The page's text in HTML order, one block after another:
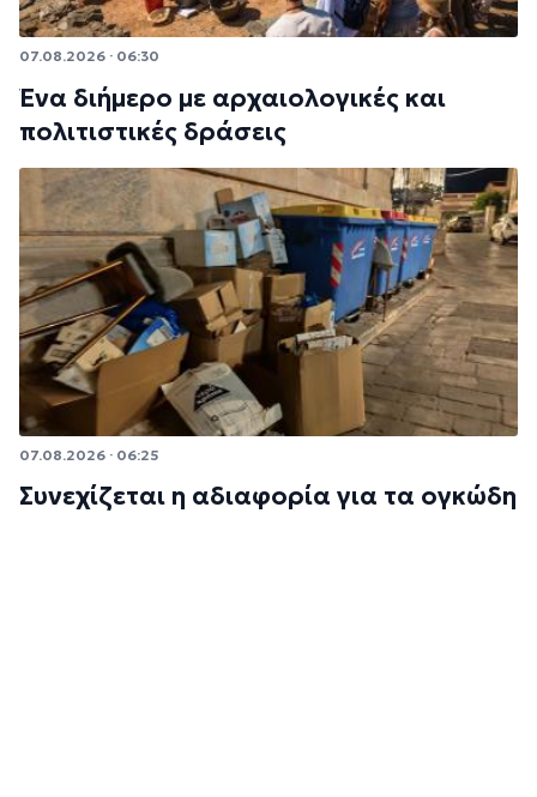
07.08.2026 · 06:30
Ένα διήμερο με αρχαιολογικές και
πολιτιστικές δράσεις
07.08.2026 · 06:25
Συνεχίζεται η αδιαφορία για τα ογκώδη